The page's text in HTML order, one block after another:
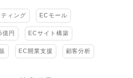
ィング ECモール
億円 ECサイト構築
EC開業支援 顧客分析